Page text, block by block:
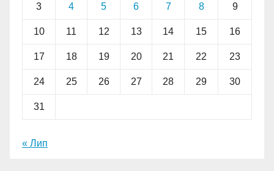
3 4 5 6 7 8 9
10 11 12 13 14 15 16
17 18 19 20 21 22 23
24 25 26 27 28 29 30
31
« Лип